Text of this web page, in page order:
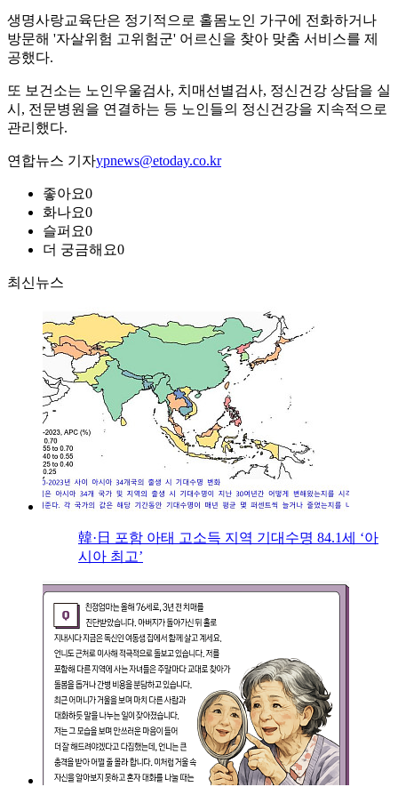
생명사랑교육단은 정기적으로 홀몸노인 가구에 전화하거나
방문해 '자살위험 고위험군' 어르신을 찾아 맞춤 서비스를 제
공했다.
또 보건소는 노인우울검사, 치매선별검사, 정신건강 상담을 실
시, 전문병원을 연결하는 등 노인들의 정신건강을 지속적으로
관리했다.
연합뉴스 기자ypnews@etoday.co.kr
좋아요0
화나요0
슬퍼요0
더 궁금해요0
최신뉴스
韓·日 포함 아태 고소득 지역 기대수명 84.1세 ‘아
시아 최고’